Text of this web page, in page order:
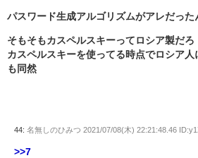
パスワード生成アルゴリズムがアレだった
そもそもカスペルスキーってロシア製だろ
カスペルスキーを使ってる時点でロシア
も同然
44: 名無しのひみつ 2021/07/08(木) 22:21:48.46
>>7